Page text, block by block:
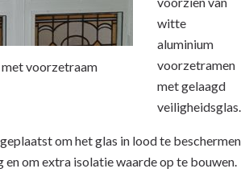
met voorzetraam
witte
aluminium
voorzetramen
met gelaagd
veiligheidsglas.
om het glas in lood te beschermen
en om extra isolatie waarde op te bouwen.